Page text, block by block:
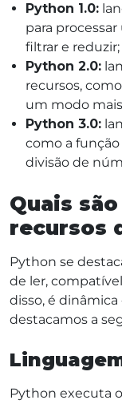
Python 1.0:
para
filtrar e reduzir;
Python 2.0:
recursos,
um modo
Python 3.0:
como a
divisão de
Quais
recursos
Python se
de ler,
disso, é
destacamos a
Python executa